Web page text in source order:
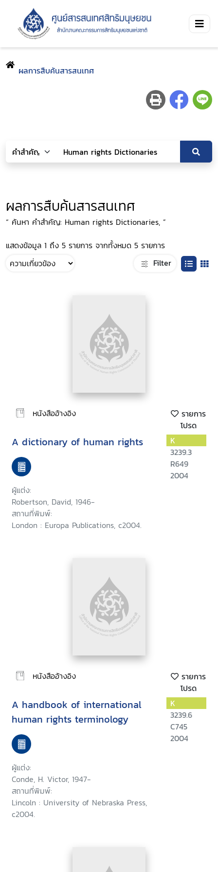
ผลการสืบค้นสารสนเทศ
ผลการสืบค้นสารสนเทศ
“ ค้นหา คำสำคัญ: Human rights Dictionaries, ”
แสดงข้อมูล 1 ถึง 5 รายการ จากทั้งหมด 5 รายการ
Filter
หนังสืออ้างอิง
รายการ
โปรด
A dictionary of human rights
ผู้แต่ง:
Robertson, David, 1946-
สถานที่พิมพ์:
London : Europa Publications, c2004.
K
3239.3
R649
2004
หนังสืออ้างอิง
รายการ
โปรด
A handbook of international
human rights terminology
ผู้แต่ง:
Conde, H. Victor, 1947-
สถานที่พิมพ์:
Lincoln : University of Nebraska Press,
c2004.
K
3239.6
C745
2004